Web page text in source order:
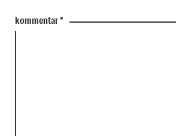
kommentar*